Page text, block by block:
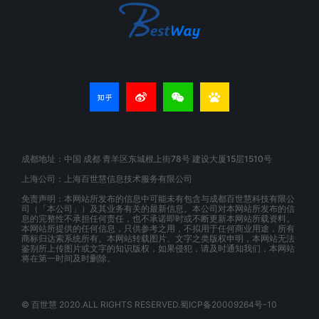
成都地址：中国 成都 青羊区东城根上街78号 建设大厦15层1510号
上海公司：上海百世慧信息技术服务有限公司
免责声明：本网站所发布的信息中可能未有包含与成都百世慧科技有限公
司（「本公司」）及其业务有关的最新信息。本公司对本网站所发布的信
息的完整性不承担任何责任，也不承诺即时或不断更新本网站所载资料。
本网站所提供的任何信息，只供参考之用，不拟用于任何商业用途，所有
商标归达索系统所有。本网站转载图片、文字之类版权申明，本网站无法
鉴别所上传图片或文字的知识版权，如果侵犯，请及时通知我们，本网站
将在第一时间及时删除。
© 百世慧 2020.ALL RIGHTS RESERVED.蜀ICP备20009264号-10